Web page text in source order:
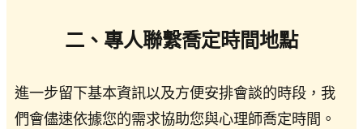
二、專人聯繫喬定時間地點
進一步留下基本資訊以及方便安排會談的時段，我
們會儘速依據您的需求協助您與心理師喬定時間。